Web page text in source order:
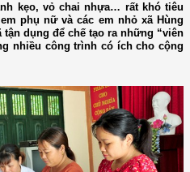
kẹo, vỏ chai nhựa… rất khó tiêu
phụ nữ và các em nhỏ xã Hùng
tận dụng để chế tạo ra những “viên
nhiều công trình có ích cho cộng